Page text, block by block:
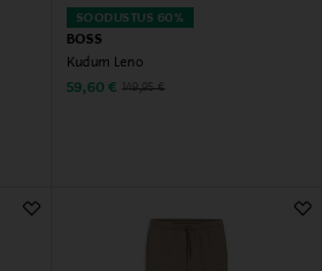
SOODUSTUS 60%
BOSS
Kudum Leno
Discounted Price
59,60 € Original Price
149,95 €